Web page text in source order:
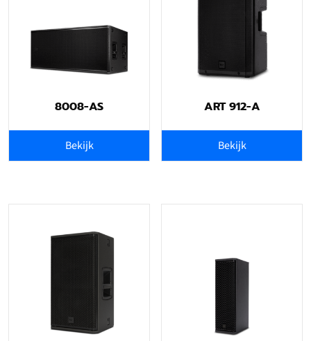
8008-AS
Bekijk
ART 912-A
Bekijk